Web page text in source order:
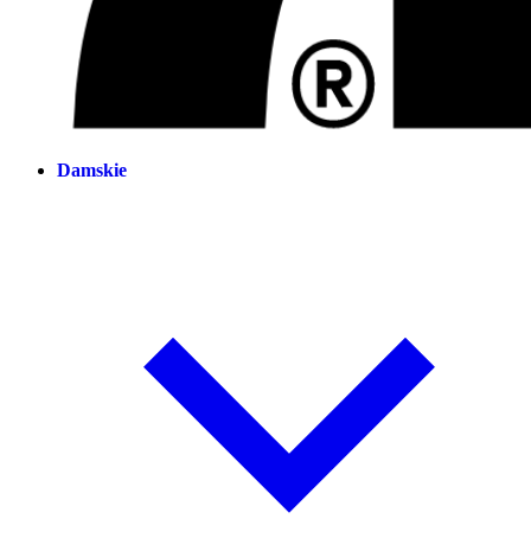
Damskie